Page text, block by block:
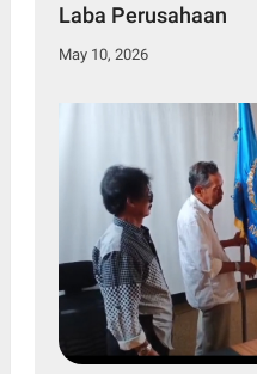
Laba Perusahaan
May 10, 2026